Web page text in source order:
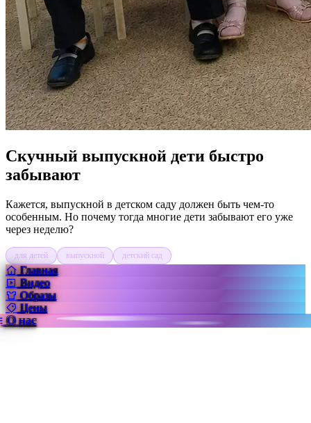
Скучный выпускной дети быстро
забывают
Кажется, выпускной в детском саду должен быть чем-то
особенным. Но почему тогда многие дети забывают его уже
через неделю?
для детей выпускной детский сад
Главная
Видео
Образы
Цены
О нас